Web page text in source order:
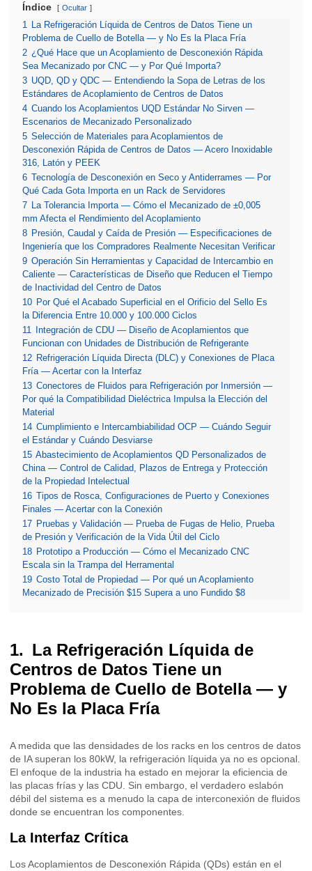
Índice Ocultar
1 La Refrigeración Líquida de Centros de Datos Tiene un
Problema de Cuello de Botella — y No Es la Placa Fría
2 ¿Qué Hace que un Acoplamiento de Desconexión Rápida
Sea Mecanizado por CNC — y Por Qué Importa?
3 UQD, QD y QDC — Entendiendo la Sopa de Letras de los
Estándares de Acoplamiento de Centros de Datos
4 Cuando los Acoplamientos UQD Estándar No Sirven —
Escenarios de Mecanizado Personalizado
5 Selección de Materiales para Acoplamientos de
Desconexión Rápida de Centros de Datos — Acero Inoxidable
316, Latón y PEEK
6 Tecnología de Desconexión en Seco y Antiderrames — Por
Qué Cada Gota Importa en un Rack de Servidores
7 La Tolerancia Importa — Cómo el Mecanizado de ±0,005
mm Afecta el Rendimiento del Acoplamiento
8 Presión, Caudal y Caída de Presión — Especificaciones de
Ingeniería que los Compradores Realmente Necesitan Verificar
9 Operación Sin Herramientas y Capacidad de Intercambio en
Caliente — Características de Diseño que Reducen el Tiempo
de Inactividad del Centro de Datos
10 Por Qué el Acabado Superficial en el Orificio del Sello Es
la Diferencia Entre 10.000 y 100.000 Ciclos
11
Integración de CDU — Diseño de Acoplamientos que
Funcionan con Unidades de Distribución de Refrigerante
12 Refrigeración Líquida Directa (DLC) y Conexiones de Placa
Fría — Acertar con la Interfaz
13 Conectores de Fluidos para Refrigeración por Inmersión —
Por qué la Compatibilidad Dieléctrica Impulsa la Elección del
Material
14 Cumplimiento e Intercambiabilidad OCP — Cuándo Seguir
el Estándar y Cuándo Desviarse
15 Abastecimiento de Acoplamientos QD Personalizados de
China — Control de Calidad, Plazos de Entrega y Protección
de la Propiedad Intelectual
16 Tipos de Rosca, Configuraciones de Puerto y Conexiones
Finales — Acertar con la Conexión
17 Pruebas y Validación — Prueba de Fugas de Helio, Prueba
de Presión y Verificación de la Vida Útil del Ciclo
18 Prototipo a Producción — Cómo el Mecanizado CNC
Escala sin la Trampa del Herramental
19 Costo Total de Propiedad — Por qué un Acoplamiento
Mecanizado de Precisión $15 Supera a uno Fundido $8
La Refrigeración Líquida de
Centros de Datos Tiene un
Problema de Cuello de Botella — y
No Es la Placa Fría
A medida que las densidades de los racks en los centros de datos
de IA superan los 80kW, la refrigeración líquida ya no es opcional.
El enfoque de la industria ha estado en mejorar la eficiencia de
las placas frías y las CDU. Sin embargo, el verdadero eslabón
débil del sistema es a menudo la capa de interconexión de fluidos
donde se encuentran los componentes.
La Interfaz Crítica
Los Acoplamientos de Desconexión Rápida (QDs) están en el